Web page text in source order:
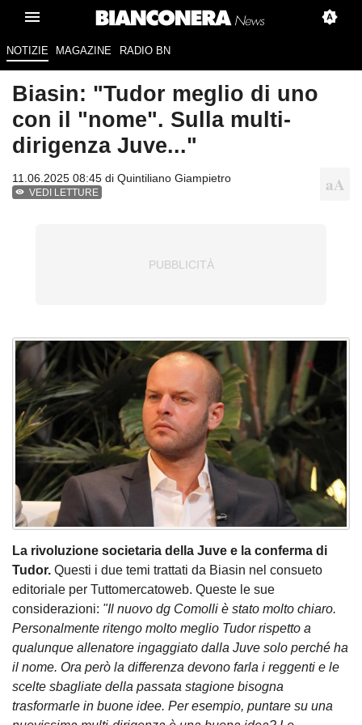
NOTIZIE MAGAZINE RADIO BN
Biasin: "Tudor meglio di uno
con il "nome". Sulla multi-
dirigenza Juve..."
11.06.2025 08:45 di Quintiliano Giampietro
VEDI LETTURE
La rivoluzione societaria della Juve e la conferma di
Tudor. Questi i due temi trattati da Biasin nel consueto
editoriale per Tuttomercatoweb. Queste le sue
considerazioni: "Il nuovo dg Comolli è stato molto chiaro.
Personalmente ritengo molto meglio Tudor rispetto a
qualunque allenatore ingaggiato dalla Juve solo perché ha
il nome. Ora però la differenza devono farla i reggenti e le
scelte sbagliate della passata stagione bisogna
trasformarle in buone idee. Per esempio, puntare su una